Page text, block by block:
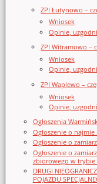
ZPI Łutynowo –
Wniosek
Opinie,
ZPI Witramowo –
Wniosek
Opinie,
ZPI Waplewo –
Wniosek
Opinie,
Ogłoszenia
Ogłoszenie o
Ogłoszenie o
Ogłoszenie o
zbiorowego w trybie
DRUGI
POJAZDU